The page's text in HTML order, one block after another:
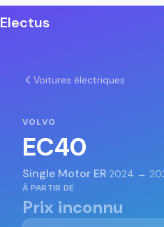
Electus
Voitures électriques
VOLVO
EC40
Single Motor ER·2024 →
À PARTIR DE
Prix inconnu